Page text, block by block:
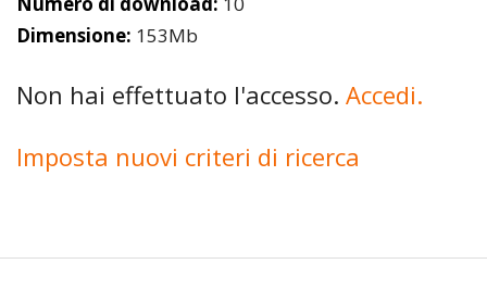
Dimensione: 153Mb
Non hai effettuato l'accesso. Accedi.
Imposta nuovi criteri di ricerca